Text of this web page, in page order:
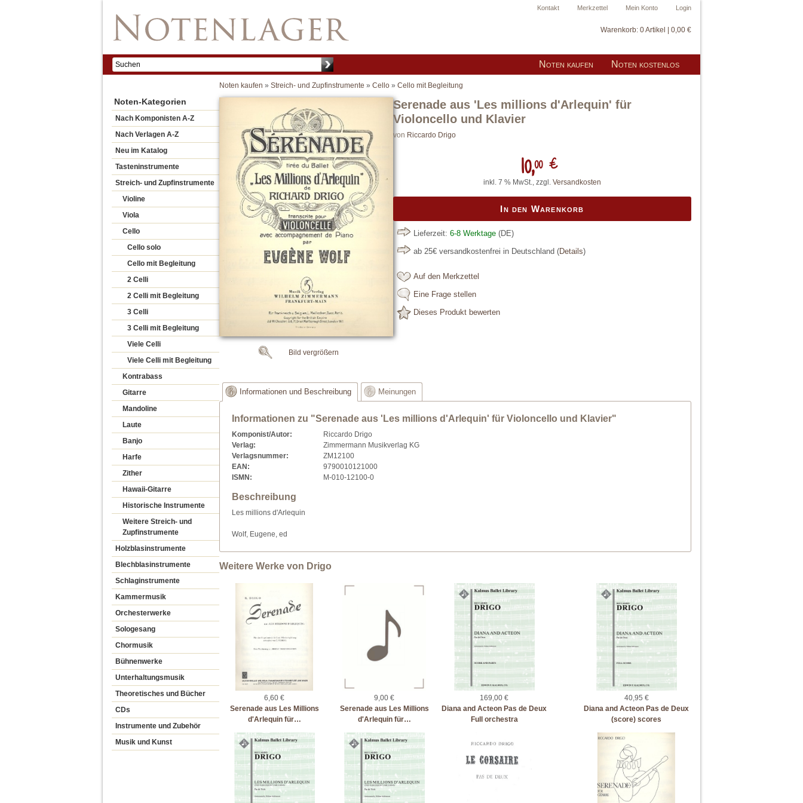
Login
Mein Konto
Merkzettel
Kontakt
Warenkorb: 0 Artikel | 0,00 €
Noten kaufen Noten kostenlos
Noten-Kategorien
Nach Komponisten A-Z
Nach Verlagen A-Z
Neu im Katalog
Tasteninstrumente
Streich- und Zupfinstrumente
Violine
Viola
Cello
Cello solo
Cello mit Begleitung
2 Celli
2 Celli mit Begleitung
3 Celli
3 Celli mit Begleitung
Viele Celli
Viele Celli mit Begleitung
Kontrabass
Gitarre
Mandoline
Laute
Banjo
Harfe
Zither
Hawaii-Gitarre
Historische Instrumente
Weitere Streich- und
Zupfinstrumente
Holzblasinstrumente
Blechblasinstrumente
Schlaginstrumente
Kammermusik
Orchesterwerke
Sologesang
Chormusik
Bühnenwerke
Unterhaltungsmusik
Theoretisches und Bücher
CDs
Instrumente und Zubehör
Musik und Kunst
Noten kaufen » Streich- und Zupfinstrumente » Cello » Cello mit Begleitung
Serenade aus 'Les millions d'Arlequin' für
Violoncello und Klavier
von Riccardo Drigo
10,00 €
inkl. 7 % MwSt., zzgl. Versandkosten
In den Warenkorb
Lieferzeit: 6-8 Werktage (DE)
ab 25€ versandkostenfrei in Deutschland (Details)
Auf den Merkzettel
Eine Frage stellen
Dieses Produkt bewerten
Bild vergrößern
Informationen und Beschreibung Meinungen
Informationen zu "Serenade aus 'Les millions d'Arlequin' für Violoncello und Klavier"
Komponist/Autor:
Riccardo Drigo
Verlag:
Zimmermann Musikverlag KG
Verlagsnummer:
ZM12100
EAN:
9790010121000
ISMN:
M-010-12100-0
Beschreibung
Les millions d'Arlequin
Wolf, Eugene, ed
Weitere Werke von Drigo
6,60 €
Serenade aus Les Millions
d'Arlequin für…
9,00 €
Serenade aus Les Millions
d'Arlequin für…
169,00 €
Diana and Acteon Pas de Deux
Full orchestra
40,95 €
Diana and Acteon Pas de Deux
(score) scores